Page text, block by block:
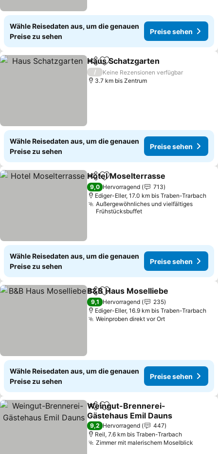
Wähle Reisedaten aus, um die genauen
Preise zu sehen
Preise sehen
TeilenZu Favoriten hinzufügen
Haus Schatzgarten
/
Keine Rezensionen verfügbar
3.7 km bis Zentrum
Wähle Reisedaten aus, um die genauen
Preise zu sehen
Preise sehen
TeilenZu Favoriten hinzufügen
Hotel Moselterrasse
9,0 Hervorragend
713
Ediger-Eller, 17.0 km bis Traben-Trarbach
Außergewöhnliches und vielfältiges
Frühstücksbuffet
Wähle Reisedaten aus, um die genauen
Preise zu sehen
Preise sehen
TeilenZu Favoriten hinzufügen
B&B Haus Moselliebe
9,1 Hervorragend
235
Ediger-Eller, 16.9 km bis Traben-Trarbach
Weinproben direkt vor Ort
Wähle Reisedaten aus, um die genauen
Preise zu sehen
Preise sehen
TeilenZu Favoriten hinzufügen
Weingut-Brennerei-
Gästehaus Emil Dauns
9,2 Hervorragend
447
Reil, 7.6 km bis Traben-Trarbach
Zimmer mit malerischem Moselblick